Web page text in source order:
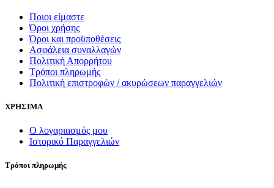
Ποιοι είμαστε
Όροι χρήσης
Όροι και προϋποθέσεις
Ασφάλεια συναλλαγών
Πολιτική Απορρήτου
Τρόποι πληρωμής
Πολιτική επιστροφών / ακυρώσεων παραγγελιών
ΧΡΗΣΙΜΑ
Ο λογαριασμός μου
Ιστορικό Παραγγελιών
Τρόποι πληρωμής